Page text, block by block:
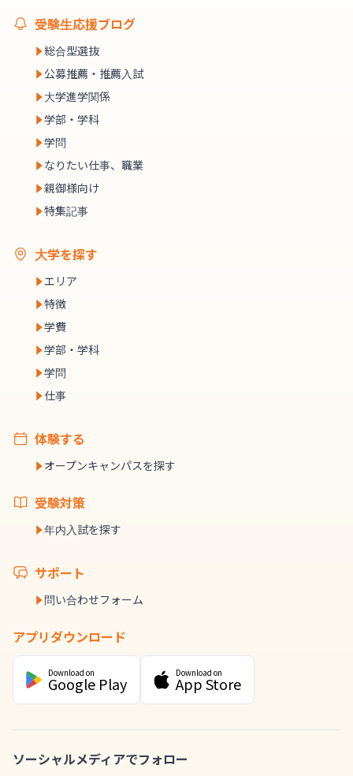
受験生応援ブログ
総合型選抜
公募推薦・推薦入試
大学進学関係
学部・学科
学問
なりたい仕事、職業
親御様向け
特集記事
大学を探す
エリア
特徴
学費
学部・学科
学問
仕事
体験する
オープンキャンパスを探す
受験対策
年内入試を探す
サポート
問い合わせフォーム
アプリダウンロード
Download on
Google Play
Download on
App Store
ソーシャルメディアでフォロー